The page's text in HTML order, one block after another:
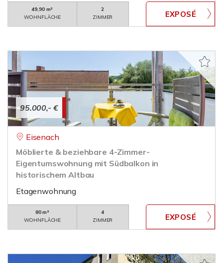
49,90 m²
WOHNFLÄCHE
2
ZIMMER
95.000,- €
Eisenach
Möblierte & beziehbare 4-Zimmer-
Eigentumswohnung mit Südbalkon in
historischem Altbau
Etagenwohnung
80 m²
WOHNFLÄCHE
4
ZIMMER